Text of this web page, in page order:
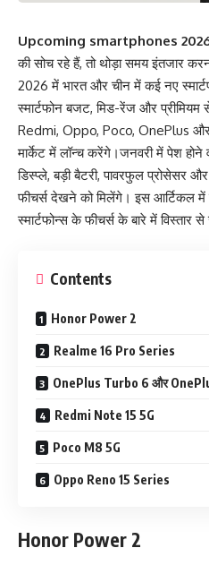
Upcoming smartphones
की सोच रहे हैं, तो थोड़ा समय इंतजार
2026 में भारत और चीन में कई नए
स्मार्टफोन बजट, मिड-रेंज और
Redmi, Oppo, Poco, OnePlus
मार्केट में लॉन्च करेंगे।जनवरी में पेश होने
डिस्प्ले, बड़ी बैटरी, पावरफुल प्रोसेसर
फीचर्स देखने को मिलेंगे। इस आर्टिकल में
स्मार्टफोन्स के फीचर्स के बारे में विस्तार
Contents
Honor Power 2
Realme 16 Pro Series
OnePlus Turbo 6 और
Redmi Note 15 5G
Poco M8 5G
Oppo Reno 15 Series
Honor Power 2